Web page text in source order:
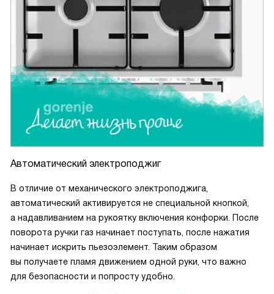
Автоматический электроподжиг
В отличие от механического электроподжига,
автоматический активируется не специальной кнопкой,
а надавливанием на рукоятку включения конфорки. После
поворота ручки газ начинает поступать, после нажатия
начинает искрить пьезоэлемент. Таким образом
вы получаете пламя движением одной руки, что важно
для безопасности и попросту удобно.